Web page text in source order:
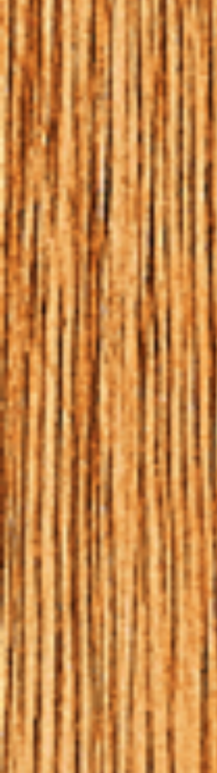
QUANDO A CERVEJA
CHEGOU AO NOVO
MUNDO
HOME | QUANDO A CERVEJA CHEGOU AO NOVO
MUNDO
23 | MAR | 2018